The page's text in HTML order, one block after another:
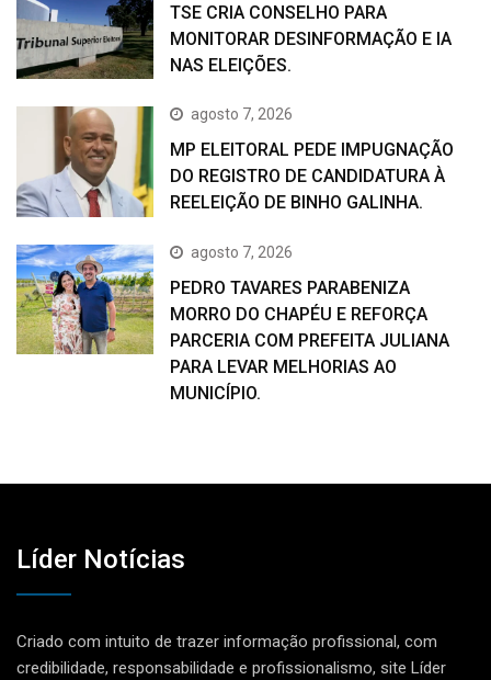
TSE CRIA CONSELHO PARA
MONITORAR DESINFORMAÇÃO E IA
NAS ELEIÇÕES.
agosto 7, 2026
MP ELEITORAL PEDE IMPUGNAÇÃO
DO REGISTRO DE CANDIDATURA À
REELEIÇÃO DE BINHO GALINHA.
agosto 7, 2026
PEDRO TAVARES PARABENIZA
MORRO DO CHAPÉU E REFORÇA
PARCERIA COM PREFEITA JULIANA
PARA LEVAR MELHORIAS AO
MUNICÍPIO.
Líder Notícias
Criado com intuito de trazer informação profissional, com
credibilidade, responsabilidade e profissionalismo, site Líder